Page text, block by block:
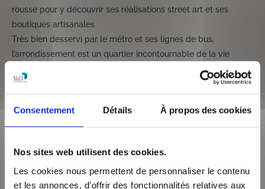
Consentement Détails À propos des cookies
Nos sites web utilisent des cookies.
Les cookies nous permettent de personnaliser le contenu
et les annonces, d'offrir des fonctionnalités relatives aux
rousse pour y découvrir ses réalisations street art et ses
boutiques artisanales
Très bien desservi par le métro et ses lignes de bus,
l’arrondissement est un quartier incontournable de la vie
Description de l'offre
immobilière